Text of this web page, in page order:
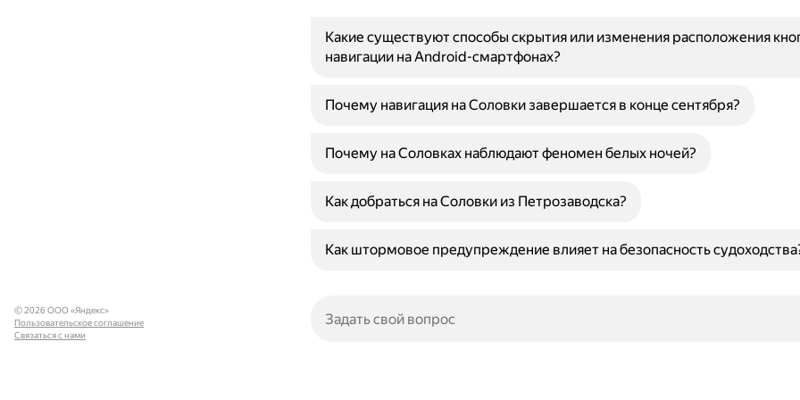
Какие существуют способы скрытия или изменения расположения
навигации на Android-смартфонах?
Почему навигация на Соловки завершается в конце сентября?
Почему на Соловках наблюдают феномен белых ночей?
Как добраться на Соловки из Петрозаводска?
Как штормовое предупреждение влияет на безопасность
© 2026 ООО «Яндекс»
Пользовательское соглашение
Связаться с нами